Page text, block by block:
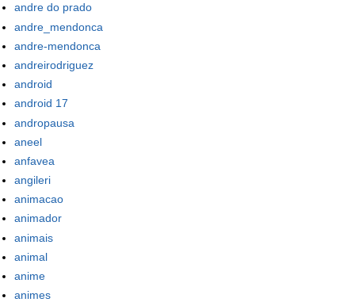
andre do prado
andre_mendonca
andre-mendonca
andreirodriguez
android
android 17
andropausa
aneel
anfavea
angileri
animacao
animador
animais
animal
anime
animes